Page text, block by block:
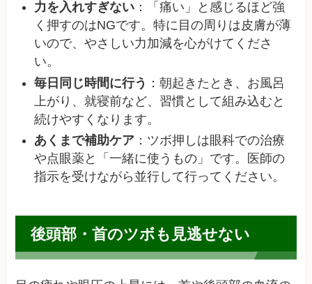
力を入れすぎない ：「痛い」と感じるほど強
く押すのはNGです。特に目の周りは皮膚が薄
いので、やさしい力加減を心がけてくださ
い。
毎日同じ時間に行う ：朝起きたとき、お風呂
上がり、就寝前など、習慣として組み込むと
続けやすくなります。
あくまで補助ケア ：ツボ押しは眼科での治療
や点眼薬と「一緒に使うもの」です。医師の
指示を受けながら並行して行ってください。
後頭部・首のツボも見逃せない